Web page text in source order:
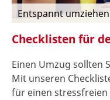
Entspannt umziehen
Checklisten für
Einen Umzug sollten
Mit unseren
für einen stressfreien